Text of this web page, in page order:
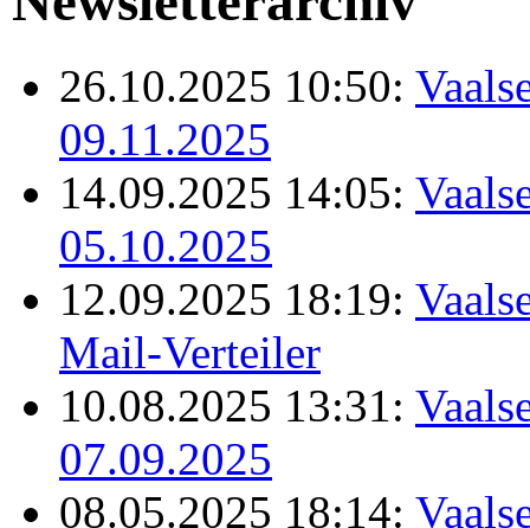
26.10.2025 10:50:
09.11.2025
14.09.2025 14:05:
05.10.2025
12.09.2025 18:19:
Mail-Verteiler
10.08.2025 13:31:
07.09.2025
08.05.2025 18:14: